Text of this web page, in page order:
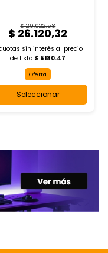
$ 29.022,58
$ 26.120,32
sin interés al precio
de lista$ 5180.47
Oferta
Seleccionar